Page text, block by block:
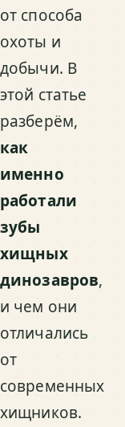
от способа
охоты и
добычи. В
этой статье
разберём,
как
именно
работали
зубы
хищных
динозавров,
и чем они
отличались
от
современных
хищников.